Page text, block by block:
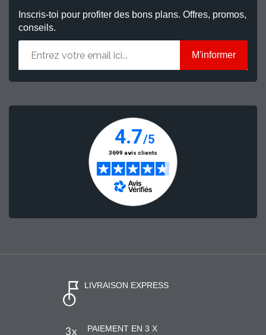
Inscris-toi pour profiter des bons plans. Offres, promos,
conseils.
M'informer
LIVRAISON EXPRESS
PAIEMENT EN 3 X